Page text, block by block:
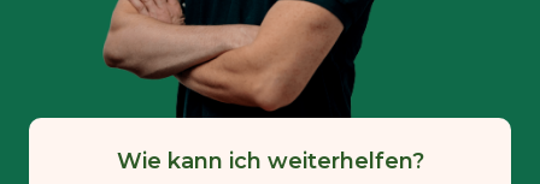
Wie kann ich weiterhelfen?